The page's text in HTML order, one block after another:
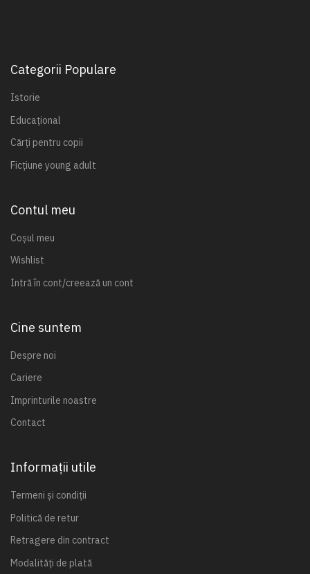
Categorii Populare
Istorie
Educațional
Cărți pentru copii
Ficțiune young adult
Contul meu
Coșul meu
Wishlist
Intră în cont/creează un cont
Cine suntem
Despre noi
Cariere
Imprinturile noastre
Contact
Informații utile
Termeni și condiții
Politică de retur
Retragere din contract
Modalități de plată